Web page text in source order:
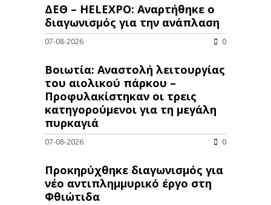
ΔΕΘ – HELEXPO: Αναρτήθηκε ο
διαγωνισμός για την ανάπλαση
07-08-2026 0
Βοιωτία: Αναστολή λειτουργίας
του αιολικού πάρκου –
Προφυλακίστηκαν οι τρεις
κατηγορούμενοι για τη μεγάλη
πυρκαγιά
07-08-2026 0
Προκηρύχθηκε διαγωνισμός για
νέo αντιπλημμυρικό έργο στη
Φθιώτιδα